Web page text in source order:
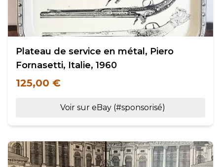
Plateau de service en métal, Piero
Fornasetti, Italie, 1960
125,00 €
Voir sur eBay (#sponsorisé)